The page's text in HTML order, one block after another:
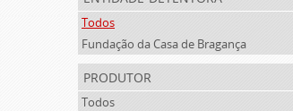
Todos
Fundação da Casa de Bragança
produtor
Todos